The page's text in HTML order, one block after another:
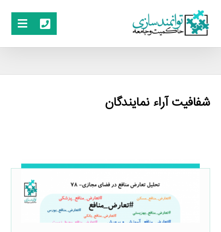
شفافیت آراء نمایندگان